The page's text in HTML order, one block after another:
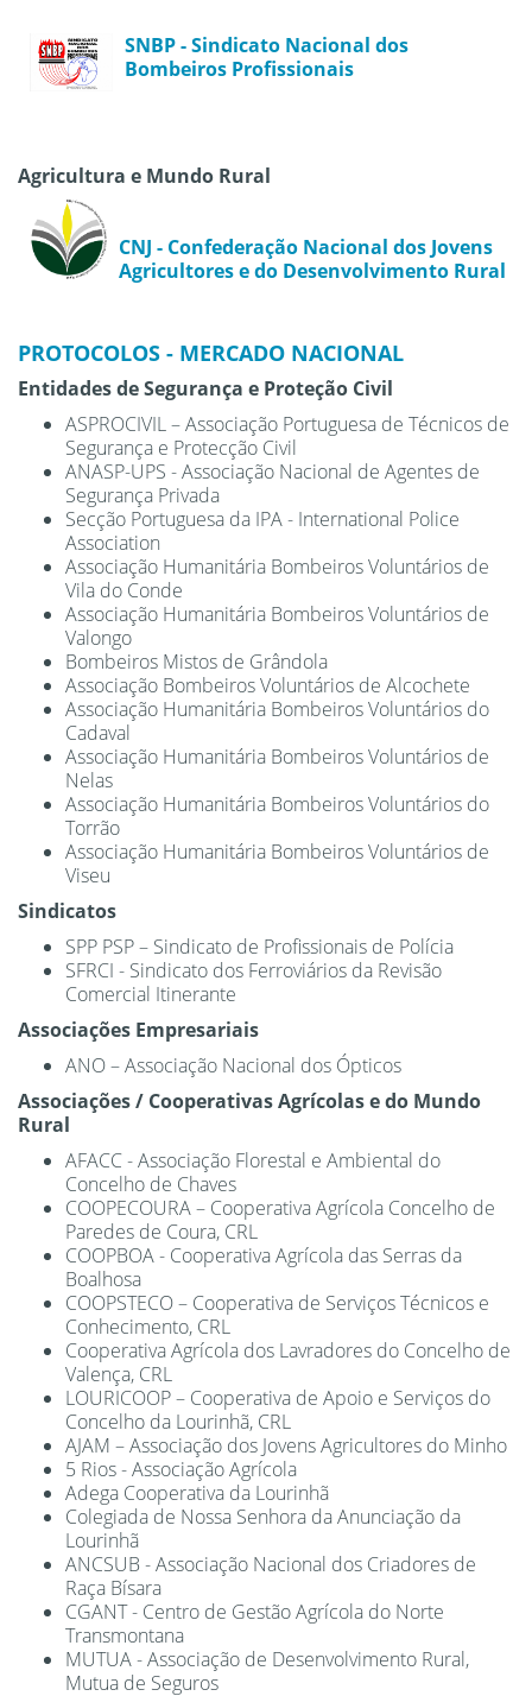
SNBP - Sindicato Nacional dos
Bombeiros Profissionais
Agricultura e Mundo Rural
CNJ - Confederação Nacional dos Jovens
Agricultores e do Desenvolvimento Rural
PROTOCOLOS - MERCADO NACIONAL
Entidades de Segurança e Proteção Civil
ASPROCIVIL – Associação Portuguesa de Técnicos de
Segurança e Protecção Civil
ANASP-UPS - Associação Nacional de Agentes de
Segurança Privada
Secção Portuguesa da IPA - International Police
Association
Associação Humanitária Bombeiros Voluntários de
Vila do Conde
Associação Humanitária Bombeiros Voluntários de
Valongo
Bombeiros Mistos de Grândola
Associação Bombeiros Voluntários de Alcochete
Associação Humanitária Bombeiros Voluntários do
Cadaval
Associação Humanitária Bombeiros Voluntários de
Nelas
Associação Humanitária Bombeiros Voluntários do
Torrão
Associação Humanitária Bombeiros Voluntários de
Viseu
Sindicatos
SPP PSP – Sindicato de Profissionais de Polícia
SFRCI - Sindicato dos Ferroviários da Revisão
Comercial Itinerante
​Associações Empresariais
ANO – Associação Nacional dos Ópticos
​Associações / Cooperativas Agrícolas e do Mundo
Rural
AFACC - Associação Florestal e Ambiental do
Concelho de Chaves
COOPECOURA – Cooperativa Agrícola Concelho de
Paredes de Coura, CRL
COOPBOA - Cooperativa Agrícola das Serras da
Boalhosa
COOPSTECO – Cooperativa de Serviços Técnicos e
Conhecimento, CRL
Cooperativa Agrícola dos Lavradores do Concelho de
Valença, CRL
LOURICOOP – Cooperativa de Apoio e Serviços do
Concelho da Lourinhã, CRL
AJAM – Associação dos Jovens Agricultores do Minho
5 Rios - Associação Agrícola
Adega Cooperativa da Lourinhã
Colegiada de Nossa Senhora da Anunciação da
Lourinhã
ANCSUB - Associação Nacional dos Criadores de
Raça Bísara
CGANT - Centro de Gestão Agrícola do Norte
Transmontana
MUTUA - Associação de Desenvolvimento Rural,
Mutua de Seguros